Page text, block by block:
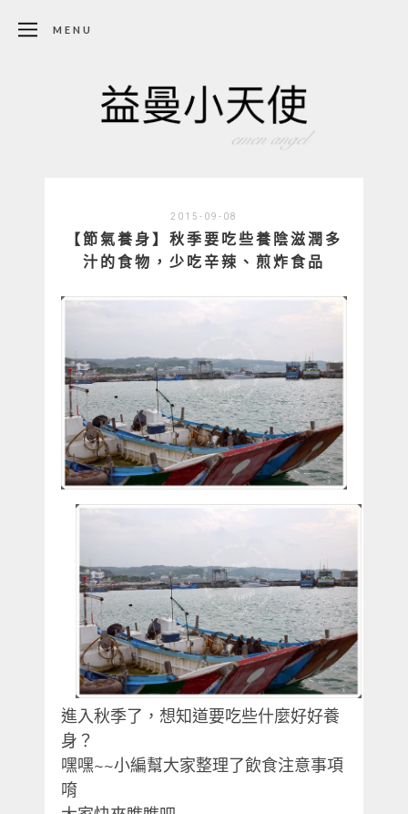
MENU
2015-09-08
【節氣養身】秋季要吃些養陰滋潤多
汁的食物，少吃辛辣、煎炸食品
進入秋季了，想知道要吃些什麼好好養
身？
嘿嘿~~小編幫大家整理了飲食注意事項
唷